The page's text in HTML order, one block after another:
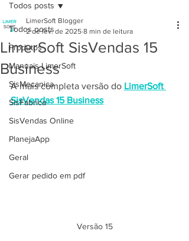
Todos posts
Produtos
Manuais LimerSoft
SisMecanica
SisFabrica
SisVendas Online
PlanejaApp
Geral
Gerar pedido em pdf
Todos posts
LimerSoft SisVendas 15
Business
LimerSoft Blogger
2 de fev. de 2025 8 min de leitura
A mais completa versão do LimerSoft
SisVendas 15 Business
Versão 15